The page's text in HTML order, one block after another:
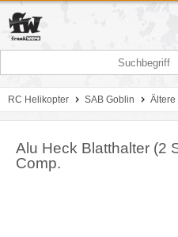
RC Helikopter SAB Goblin Ältere
Alu Heck Blatthalter (2
Comp.